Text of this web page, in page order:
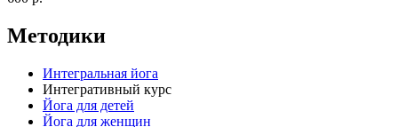
Методики
Интегральная йога
Интегративный курс
Йога для детей
Йога для женщин